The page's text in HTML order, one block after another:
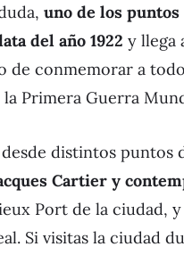
uno de los
del año 1922 y llega
conmemorar a
Primera Guerra
distintos puntos
Cartier y
Port de la ciudad,
Si visitas la ciudad